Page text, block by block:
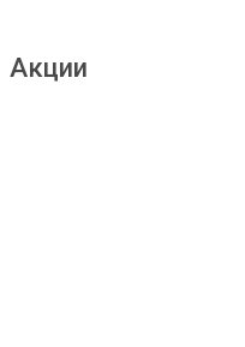
Акции